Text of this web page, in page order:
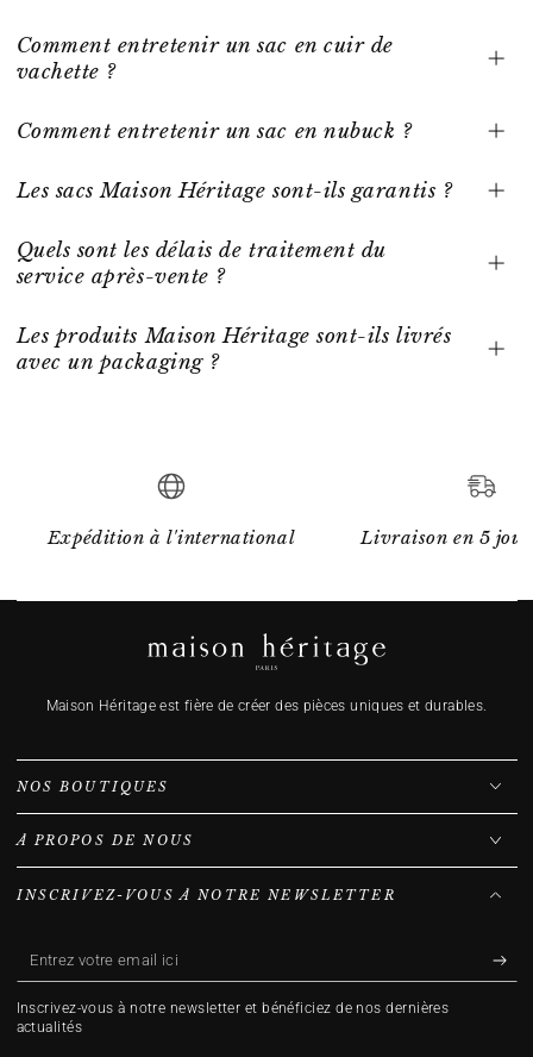
Comment entretenir un sac en cuir de
vachette ?
Comment entretenir un sac en nubuck ?
Les sacs Maison Héritage sont-ils garantis ?
Quels sont les délais de traitement du
service après-vente ?
Les produits Maison Héritage sont-ils livrés
avec un packaging ?
Expédition à l'international Livraison en 5
Maison Héritage est fière de créer des pièces uniques et durables.
NOS BOUTIQUES
À PROPOS DE NOUS
INSCRIVEZ-VOUS À NOTRE NEWSLETTER
Entrez
votre
email
Inscrivez-vous à notre newsletter et bénéficiez de nos dernières
actualités